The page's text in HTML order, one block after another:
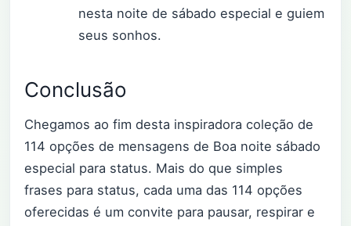
nesta noite de sábado especial e guiem
seus sonhos.
Conclusão
Chegamos ao fim desta inspiradora coleção de
114 opções de mensagens de Boa noite sábado
especial para status. Mais do que simples
frases para status, cada uma das 114 opções
oferecidas é um convite para pausar, respirar e